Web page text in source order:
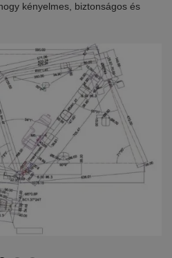
kényelmes, biztonságos és